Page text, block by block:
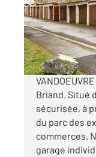
Parking à
72 €
par mois
Briand. Situé
sécurisée, à
du parc des
commerces.
garage